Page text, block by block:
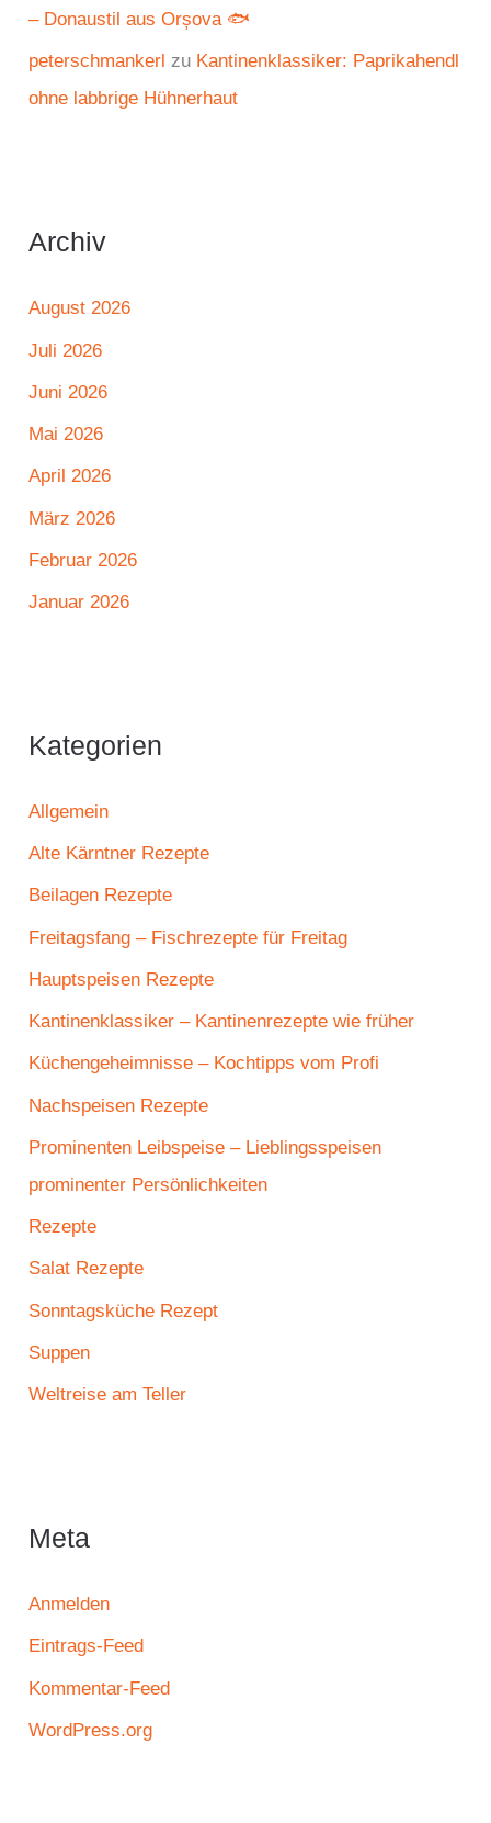
– Donaustil aus Orșova 🐟
peterschmankerl zu Kantinenklassiker: Paprikahendl
ohne labbrige Hühnerhaut
Archiv
August 2026
Juli 2026
Juni 2026
Mai 2026
April 2026
März 2026
Februar 2026
Januar 2026
Kategorien
Allgemein
Alte Kärntner Rezepte
Beilagen Rezepte
Freitagsfang – Fischrezepte für Freitag
Hauptspeisen Rezepte
Kantinenklassiker – Kantinenrezepte wie früher
Küchengeheimnisse – Kochtipps vom Profi
Nachspeisen Rezepte
Prominenten Leibspeise – Lieblingsspeisen
prominenter Persönlichkeiten
Rezepte
Salat Rezepte
Sonntagsküche Rezept
Suppen
Weltreise am Teller
Meta
Anmelden
Eintrags-Feed
Kommentar-Feed
WordPress.org